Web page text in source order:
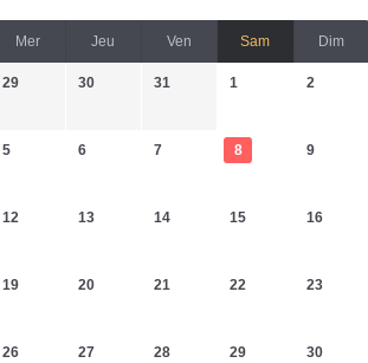
Mer Jeu Ven Sam Dim
29 30 31 1 2
5 6 7 8 9
12 13 14 15 16
19 20 21 22 23
26 27 28 29 30